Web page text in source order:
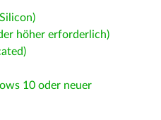
höher erforderlich)
10 oder neuer